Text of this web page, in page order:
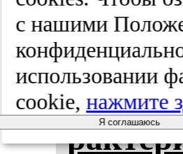
и
тные
с нашими
использовании
cookie,нажмите
Я соглашаюсь